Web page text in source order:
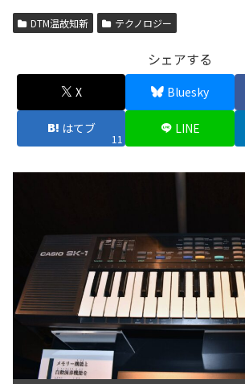
DTM温故知新 テクノロジー
シェアする
X Bluesky
はてブ
11
LINE